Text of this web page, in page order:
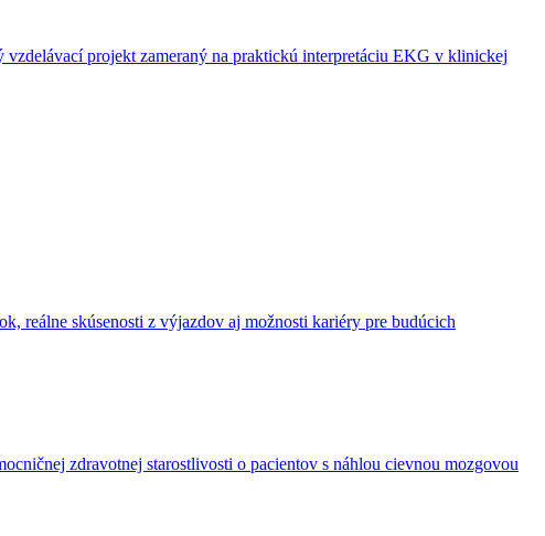
projekt zameraný na praktickú interpretáciu EKG v klinickej
reálne skúsenosti z výjazdov aj možnosti kariéry pre budúcich
zdravotnej starostlivosti o pacientov s náhlou cievnou mozgovou